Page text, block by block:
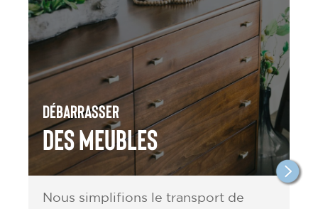
Débarrasser
des meubles
Nous simplifions le transport de